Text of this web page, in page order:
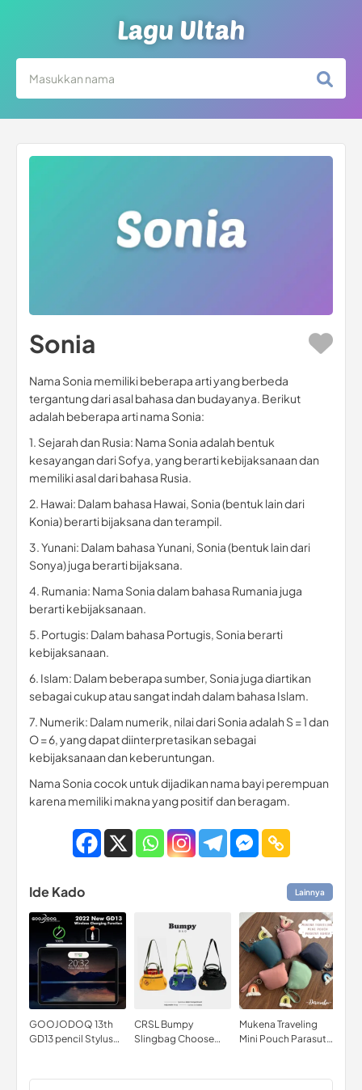
Lagu Ultah
Sonia
Nama Sonia memiliki beberapa arti yang berbeda
tergantung dari asal bahasa dan budayanya. Berikut
adalah beberapa arti nama Sonia:
1. Sejarah dan Rusia: Nama Sonia adalah bentuk
kesayangan dari Sofya, yang berarti kebijaksanaan dan
memiliki asal dari bahasa Rusia.
2. Hawai: Dalam bahasa Hawai, Sonia (bentuk lain dari
Konia) berarti bijaksana dan terampil.
3. Yunani: Dalam bahasa Yunani, Sonia (bentuk lain dari
Sonya) juga berarti bijaksana.
4. Rumania: Nama Sonia dalam bahasa Rumania juga
berarti kebijaksanaan.
5. Portugis: Dalam bahasa Portugis, Sonia berarti
kebijaksanaan.
6. Islam: Dalam beberapa sumber, Sonia juga diartikan
sebagai cukup atau sangat indah dalam bahasa Islam.
7. Numerik: Dalam numerik, nilai dari Sonia adalah S = 1 dan
O = 6, yang dapat diinterpretasikan sebagai
kebijaksanaan dan keberuntungan.
Nama Sonia cocok untuk dijadikan nama bayi perempuan
karena memiliki makna yang positif dan beragam.
Ide Kado Lainnya
GOOJODOQ 13th
GD13 pencil Stylus
wireless charger
CRSL Bumpy
Slingbag Choose
Bag Tas Selempang
Mukena Traveling
Mini Pouch Parasut